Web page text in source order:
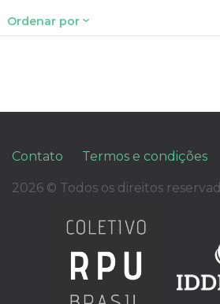
Ordenar por
Contato Termos e condições
2026 © Todos os direitos